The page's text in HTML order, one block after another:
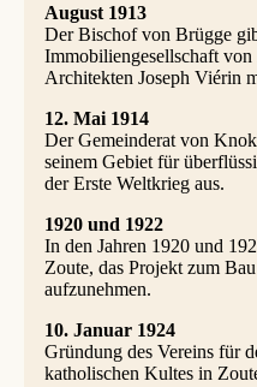
August 1913
Der Bischof von Brügge
Immobiliengesellschaft
Architekten Joseph Viérin
12. Mai 1914
Der Gemeinderat von
seinem Gebiet für
der Erste Weltkrieg aus.
1920 und 1922
In den Jahren 1920 und
Zoute, das Projekt zum
aufzunehmen.
10. Januar 1924
Gründung des Vereins für
katholischen Kultes in